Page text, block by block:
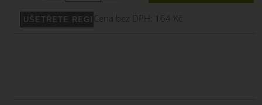
Cena bez DPH: 164 Kč